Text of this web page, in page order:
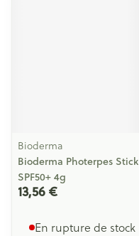
Bioderma
Bioderma Photerpes Stick
SPF50+ 4g
13,56 €
En rupture de stock